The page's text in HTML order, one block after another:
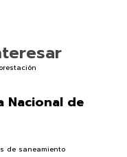
Nacional de